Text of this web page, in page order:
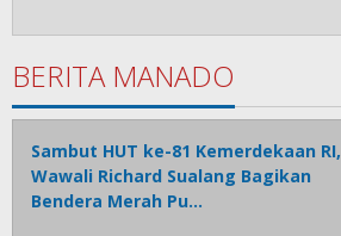
BERITA MANADO
Sambut HUT ke-81 Kemerdekaan RI,
Wawali Richard Sualang Bagikan
Bendera Merah Pu…